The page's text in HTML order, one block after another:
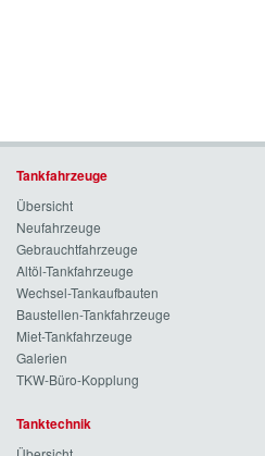
Tankfahrzeuge
Übersicht
Neufahrzeuge
Gebrauchtfahrzeuge
Altöl-Tankfahrzeuge
Wechsel-Tankaufbauten
Baustellen-Tankfahrzeuge
Miet-Tankfahrzeuge
Galerien
TKW-Büro-Kopplung
Tanktechnik